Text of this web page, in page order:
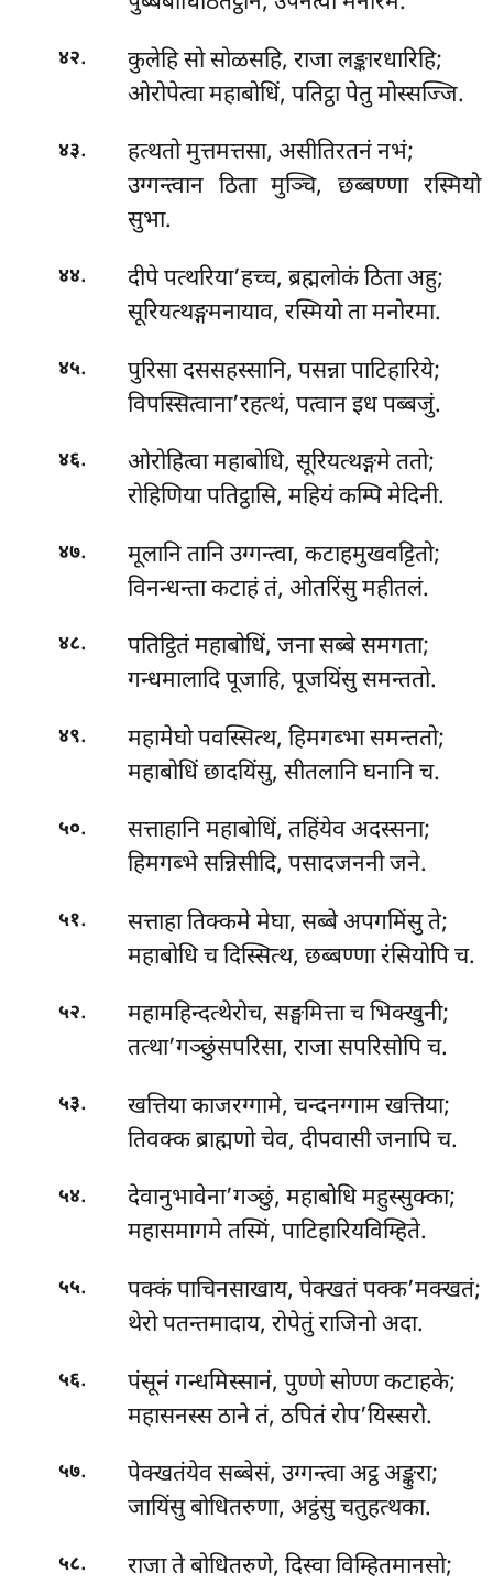
४२.
कुलेहि सो सोळसहि, राजा लङ्कारधारिहि;
ओरोपेत्वा महाबोधिं, पतिट्ठा पेतु मोस्सज्जि.
४३.
हत्थतो मुत्तमत्तसा, असीतिरतनं नभं;
उग्गन्त्वान ठिता मुञ्चि, छब्बण्णा रस्मियो
सुभा.
४४.
दीपे पत्थरिया’हच्च, ब्रह्मलोकं ठिता अहु;
सूरियत्थङ्गमनायाव, रस्मियो ता मनोरमा.
४५.
पुरिसा दससहस्सानि, पसन्ना पाटिहारिये;
विपस्सित्वाना’रहत्थं, पत्वान इध पब्बजुं.
४६.
ओरोहित्वा महाबोधि, सूरियत्थङ्गमे ततो;
रोहिणिया पतिट्ठासि, महियं कम्पि मेदिनी.
४७.
मूलानि तानि उग्गन्त्वा, कटाहमुखवट्टितो;
विनन्धन्ता कटाहं तं, ओतरिंसु महीतलं.
४८.
पतिट्ठितं महाबोधिं, जना सब्बे समगता;
गन्धमालादि पूजाहि, पूजयिंसु समन्ततो.
४९.
महामेघो पवस्सित्थ, हिमगब्भा समन्ततो;
महाबोधिं छादयिंसु, सीतलानि घनानि च.
५०.
सत्ताहानि महाबोधिं, तहिंयेव अदस्सना;
हिमगब्भे सन्निसीदि, पसादजननी जने.
५१.
सत्ताहा तिक्कमे मेघा, सब्बे अपगमिंसु ते;
महाबोधि च दिस्सित्थ, छब्बण्णा रंसियोपि च.
५२.
महामहिन्दत्थेरोच, सङ्घमित्ता च भिक्खुनी;
तत्था’गञ्छुंसपरिसा, राजा सपरिसोपि च.
५३. खत्तियाकाजरग्गामे, चन्दनग्गाम खत्तिया;
तिवक्क ब्राह्मणो चेव, दीपवासी जनापि च.
५४.
देवानुभावेना’गञ्छुं, महाबोधि महुस्सुक्का;
महासमागमे तस्मिं, पाटिहारियविम्हिते.
५५.
पक्कं पाचिनसाखाय, पेक्खतं पक्क’मक्खतं;
थेरो पतन्तमादाय, रोपेतुं राजिनो अदा.
५६.
पंसूनं गन्धमिस्सानं, पुण्णे सोण्ण कटाहके;
महासनस्स ठाने तं, ठपितं रोप’यिस्सरो.
५७.
पेक्खतंयेव सब्बेसं, उग्गन्त्वा अट्ठ अङ्कुरा;
जायिंसु बोधितरुणा, अट्ठंसु चतुहत्थका.
५८.
राजा ते बोधितरुणे, दिस्वा विम्हितमानसो;